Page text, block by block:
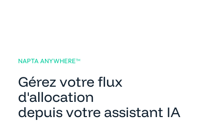
NAPTA ANYWHERE™️
Gérez votre flux
d'allocation
depuis votre assistant IA